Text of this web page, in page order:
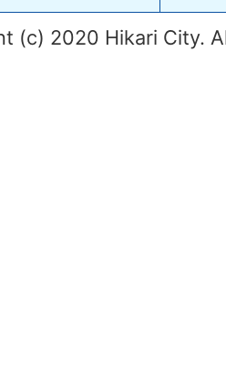
(c) 2020 Hikari City.